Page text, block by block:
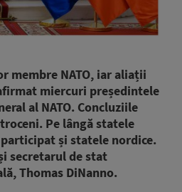
membre NATO, iar aliații
miercuri președintele
al NATO. Concluziile
Pe lângă statele
și statele nordice.
secretarul de stat
Thomas DiNanno.